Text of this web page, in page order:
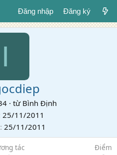
Đăng nhập Đăng ký
I
· từ Bình Định
25/11/2011
25/11/2011
tác Điểm